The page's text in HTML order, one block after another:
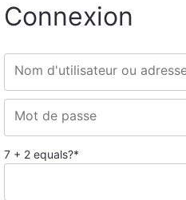
Connexion
Nom d'utilisateur ou
Mot de passe
7 + 2 equals?*